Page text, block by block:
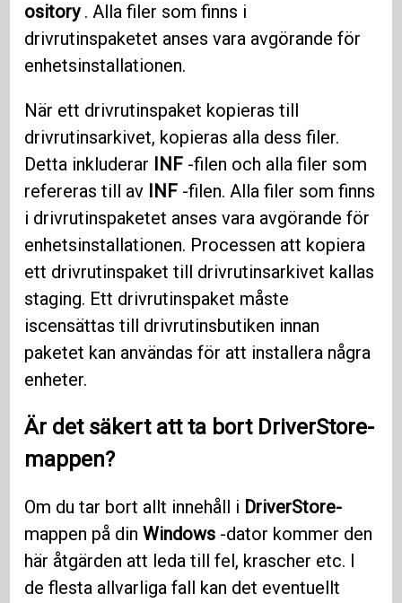
ository. Alla filer som finns i
drivrutinspaketet anses vara avgörande för
enhetsinstallationen.
När ett drivrutinspaket kopieras till
drivrutinsarkivet, kopieras alla dess filer.
Detta inkluderar INF -filen och alla filer som
refereras till av INF -filen. Alla filer som finns
i drivrutinspaketet anses vara avgörande för
enhetsinstallationen. Processen att kopiera
ett drivrutinspaket till drivrutinsarkivet kallas
staging. Ett drivrutinspaket måste
iscensättas till drivrutinsbutiken innan
paketet kan användas för att installera några
enheter.
Är det säkert att ta bort DriverStore-
mappen?
Om du tar bort allt innehåll i DriverStore-
mappen på dinWindows -dator kommer den
här åtgärden att leda till fel, krascher etc. I
de flesta allvarliga fall kan det eventuellt